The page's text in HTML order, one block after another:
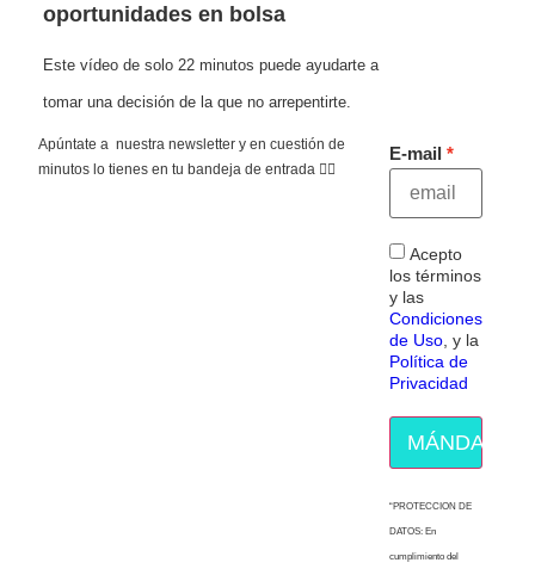
oportunidades en bolsa
Este vídeo de solo 22 minutos puede ayudarte a
tomar una decisión de la que no arrepentirte.
Apúntate a nuestra newsletter y en cuestión de
minutos lo tienes en tu bandeja de entrada 👇🏻
E-mail
Acepto
los términos
y las
Condiciones
de Uso, y la
Política de
Privacidad
MÁNDAME
“PROTECCION DE
DATOS: En
cumplimiento del